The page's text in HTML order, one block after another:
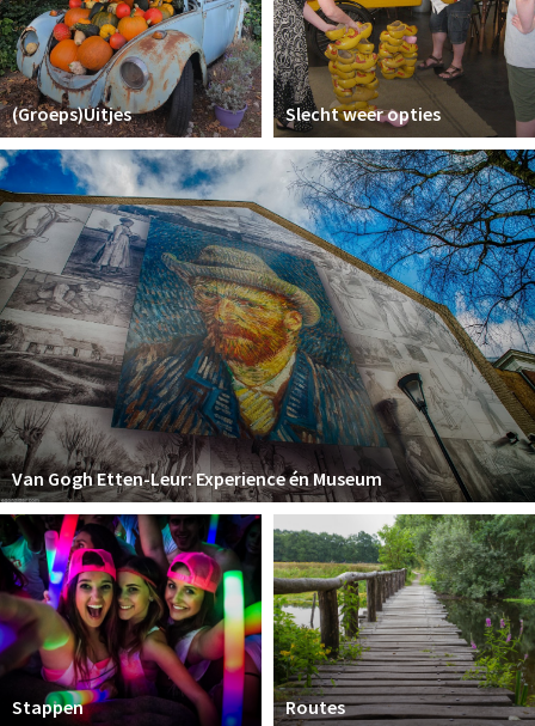
(Groeps)Uitjes Slecht weer opties
Van Gogh Etten-Leur: Experience én Museum
Stappen Routes